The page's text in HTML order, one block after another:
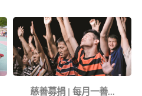
慈善募捐 | 每月一善...